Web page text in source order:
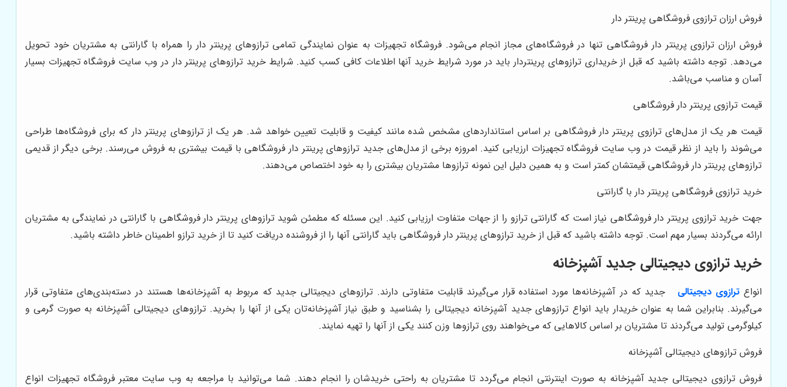
فروش ارزان ترازوی فروشگاهی پرینتر دار
فروش ارزان ترازوی پرینتر دار فروشگاهی تنها در فروشگاه‌های مجاز انجام می‌شود. فروشگاه تجهیزات به عنوان نمایندگی تمامی ترازوهای پرینتر دار را همراه با گارانتی به مشتریان خود تحویل
می‌دهد. توجه داشته باشید که قبل از خریداری ترازوهای پرینتردار باید در مورد شرایط خرید آنها اطلاعات کافی کسب کنید. شرایط خرید ترازوهای پرینتر دار در وب سایت فروشگاه تجهیزات بسیار
آسان و مناسب می‌باشد.
قیمت ترازوی پرینتر دار فروشگاهی
قیمت هر یک از مدل‌های ترازوی پرینتر دار فروشگاهی بر اساس استانداردهای مشخص شده مانند کیفیت و قابلیت تعیین خواهد شد. هر یک از ترازوهای پرینتر دار که برای فروشگاه‌ها طراحی
می‌شوند را باید از نظر قیمت در وب سایت فروشگاه تجهیزات ارزیابی کنید. امروزه برخی از مدل‌های جدید ترازوهای پرینتر دار فروشگاهی با قیمت بیشتری به فروش می‌رسند. برخی دیگر از قدیمی
ترازوهای پرینتر دار فروشگاهی قیمتشان کمتر است و به همین دلیل این نمونه ترازوها مشتریان بیشتری را به خود اختصاص می‌دهند.
خرید ترازوی فروشگاهی پرینتر دار با گارانتی
جهت خرید ترازوی پرینتر دار فروشگاهی نیاز است که گارانتی ترازو را از جهات متفاوت ارزیابی کنید. این مسئله که مطمئن شوید ترازوهای پرینتر دار فروشگاهی با گارانتی در نمایندگی به مشتریان
ارائه می‌گردند بسیار مهم است. توجه داشته باشید که قبل از خرید ترازوهای پرینتر دار فروشگاهی باید گارانتی آنها را از فروشنده دریافت کنید تا از خرید ترازو اطمینان خاطر داشته باشید.
خرید ترازوی دیجیتالی جدید آشپزخانه
انواع ترازوی دیجیتالی جدید که در آشپزخانه‌ها مورد استفاده قرار می‌گیرند قابلیت متفاوتی دارند. ترازوهای دیجیتالی جدید که مربوط به آشپزخانه‌ها هستند در دسته‌بندی‌های متفاوتی قرار
می‌گیرند. بنابراین شما به عنوان خریدار باید انواع ترازوهای جدید آشپزخانه دیجیتالی را بشناسید و طبق نیاز آشپزخانه‌تان یکی از آنها را بخرید. ترازوهای دیجیتالی آشپزخانه به صورت گرمی و
کیلوگرمی تولید می‌گردند تا مشتریان بر اساس کالاهایی که می‌خواهند روی ترازوها وزن کنند یکی از آنها را تهیه نمایند.
فروش ترازوهای دیجیتالی آشپزخانه
فروش ترازوی دیجیتالی جدید آشپزخانه به صورت اینترنتی انجام می‌گردد تا مشتریان به راحتی خریدشان را انجام دهند. شما می‌توانید با مراجعه به وب سایت معتبر فروشگاه تجهیزات انواع